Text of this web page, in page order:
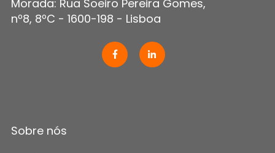
Morada: Rua Soeiro Pereira Gomes,
nº8, 8ºC - 1600-198 - Lisboa
Sobre nós